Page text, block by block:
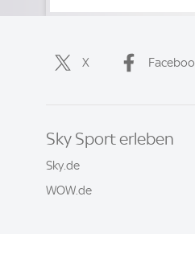
X
Sky Sport erleben
Sky.de
WOW.de